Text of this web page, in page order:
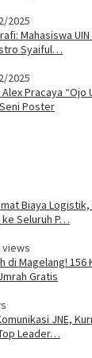
2025
Mahasiswa
Syaiful…
2025
Pracaya “Ojo
Poster
Biaya
ke Seluruh P…
views
di Magelang! 156
Gratis
JNE,
Leader…